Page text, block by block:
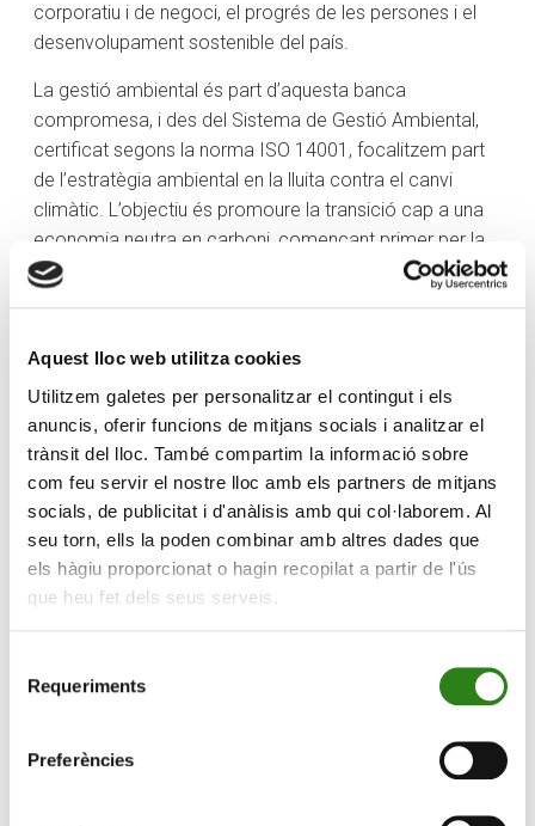
Aquest lloc web utilitza cookies
Utilitzem galetes per personalitzar el contingut i els
anuncis, oferir funcions de mitjans socials i analitzar el
trànsit del lloc. També compartim la informació sobre
com feu servir el nostre lloc amb els partners de mitjans
socials, de publicitat i d'anàlisis amb qui col·laborem. Al
seu torn, ells la poden combinar amb altres dades que
els hàgiu proporcionat o hagin recopilat a partir de l'ús
que heu fet dels seus serveis.
Requeriments
Preferències
corporatiu i de negoci, el progrés de les persones i el
desenvolupament sostenible del país.
La gestió ambiental és part d’aquesta banca
compromesa, i des del Sistema de Gestió Ambiental,
certificat segons la norma ISO 14001, focalitzem part
de l’estratègia ambiental en la lluita contra el canvi
climàtic. L’objectiu és promoure la transició cap a una
economia neutra en carboni, començant primer per la
pròpia activitat financera (bancària i d’inversions) i
Les emissions de gasos amb efecte d’hivernacle de
Creand Crèdit Andorra s’han reduït el 2023 un 15,77%
respecte del 2022, fins a les 725,80 tones de CO2eq,
distribuïdes en el 38% procedents d’emissions directes
(abast 1 i 2) i el 62% d’emissions indirectes (abast 3).
Abast 1: les emissions han estat de
marked-
based, que identifica l’origen de la generació de
tones de CO
, ja que el 100% de l’energia adquirida
renovables, segons el segell Llum Verda de Govern.